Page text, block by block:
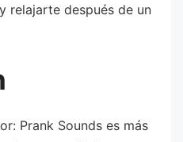
relajarte después de un
Prank Sounds es más